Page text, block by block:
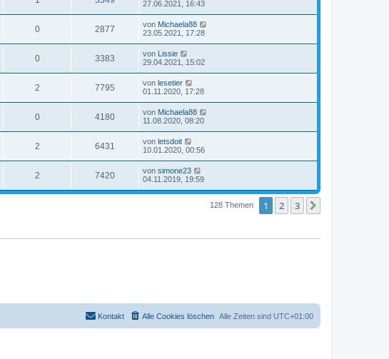
27.06.2021, 16:43
0 2877 von Michaela88
23.05.2021, 17:28
0 3383 von
Lissie
29.04.2021, 15:02
2 7795 von lesetier
01.11.2020, 17:28
0 4180 von Michaela88
11.08.2020, 08:20
2 6431 von letsdoit
10.01.2020, 00:56
2 7420 von simone23
04.11.2019, 19:59
128 Themen 1 2 3
Alle Zeiten sind UTC+01:00
Alle Cookies löschen
Kontakt